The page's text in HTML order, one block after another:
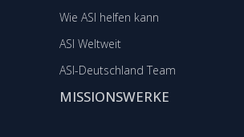
Wie ASI helfen kann
ASI Weltweit
ASI-Deutschland Team
MISSIONSWERKE